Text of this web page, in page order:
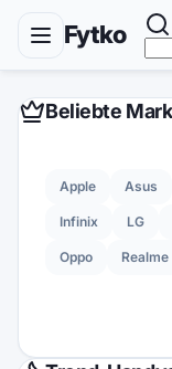
Fytko
Beliebte
Apple Asus
Infinix LG
Oppo Realme